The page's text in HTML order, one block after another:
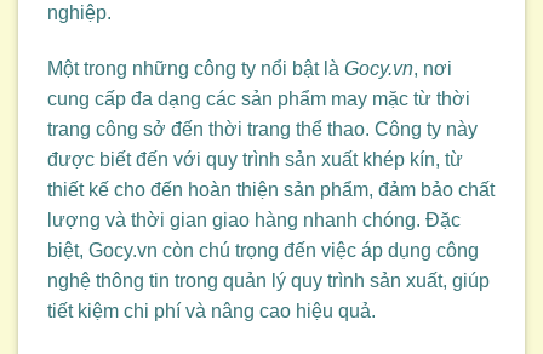
nghiệp.
Một trong những công ty nổi bật là Gocy.vn, nơi
cung cấp đa dạng các sản phẩm may mặc từ thời
trang công sở đến thời trang thể thao. Công ty này
được biết đến với quy trình sản xuất khép kín, từ
thiết kế cho đến hoàn thiện sản phẩm, đảm bảo chất
lượng và thời gian giao hàng nhanh chóng. Đặc
biệt, Gocy.vn còn chú trọng đến việc áp dụng công
nghệ thông tin trong quản lý quy trình sản xuất, giúp
tiết kiệm chi phí và nâng cao hiệu quả.